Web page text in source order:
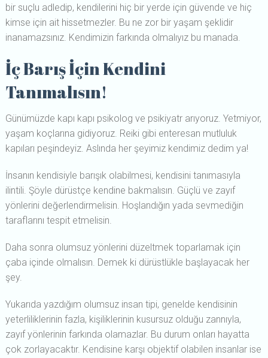
bir suçlu adledip, kendilerini hiç bir yerde için güvende ve hiç
kimse için ait hissetmezler. Bu ne zor bir yaşam şeklidir
inanamazsınız. Kendimizin farkında olmalıyız bu manada.
İç Barış İçin Kendini
Tanımalısın!
Günümüzde kapı kapı psikolog ve psikiyatr arıyoruz. Yetmiyor,
yaşam koçlarına gidiyoruz. Reiki gibi enteresan mutluluk
kapıları peşindeyiz. Aslında her şeyimiz kendimiz dedim ya!
İnsanın kendisiyle barışık olabilmesi, kendisini tanımasıyla
ilintili. Şöyle dürüstçe kendine bakmalısın. Güçlü ve zayıf
yönlerini değerlendirmelisin. Hoşlandığın yada sevmediğin
taraflarını tespit etmelisin.
Daha sonra olumsuz yönlerini düzeltmek toparlamak için
çaba içinde olmalısın. Demek ki dürüstlükle başlayacak her
şey.
Yukarıda yazdığım olumsuz insan tipi, genelde kendisinin
yeterliliklerinin fazla, kişiliklerinin kusursuz olduğu zannıyla,
zayıf yönlerinin farkında olamazlar. Bu durum onları hayatta
çok zorlayacaktır. Kendisine karşı objektif olabilen insanlar ise